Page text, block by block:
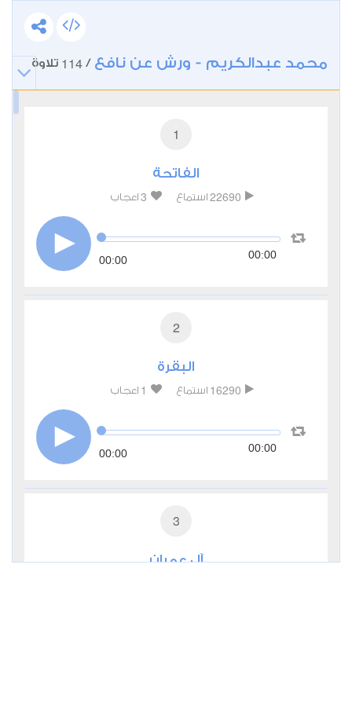
محمد عبدالكريم - ورش عن نافع /
114 تلاوة
1
الفاتحة
22690 استماع 3 اعجاب
00:00 00:00
2
البقرة
16290 استماع 1 اعجاب
00:00 00:00
3
آل عمران